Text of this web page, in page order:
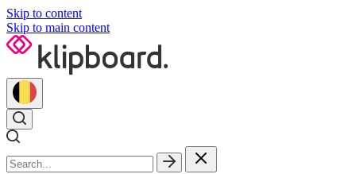
Skip to content
Skip to main content